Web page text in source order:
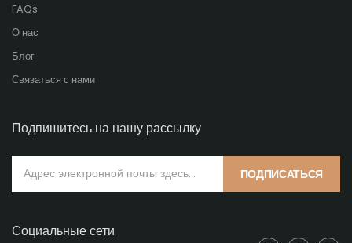
FAQs
О нас
Блог
Связаться с нами
Подпишитесь на нашу рассылку
ПОДПИСАТЬСЯ
Социальные сети